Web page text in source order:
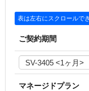
ご契約期間
マネージドプラン